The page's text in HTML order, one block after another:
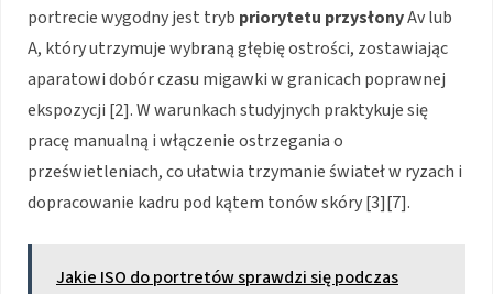
portrecie wygodny jest tryb priorytetu przysłonyAv lub
A, który utrzymuje wybraną głębię ostrości, zostawiając
aparatowi dobór czasu migawki w granicach poprawnej
ekspozycji [2]. W warunkach studyjnych praktykuje się
pracę manualną i włączenie ostrzegania o
prześwietleniach, co ułatwia trzymanie świateł w ryzach i
dopracowanie kadru pod kątem tonów skóry [3][7].
Jakie ISO do portretów sprawdzi się podczas